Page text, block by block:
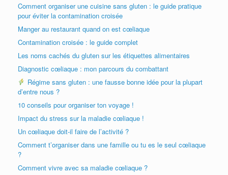
Comment organiser une cuisine sans gluten : le guide pratique
pour éviter la contamination croisée
Manger au restaurant quand on est cœliaque
Contamination croisée : le guide complet
Les noms cachés du gluten sur les étiquettes alimentaires
Diagnostic cœliaque : mon parcours du combattant
Régime sans gluten : une fausse bonne idée pour la plupart
d’entre nous ?
10 conseils pour organiser ton voyage !
Impact du stress sur la maladie cœliaque !
Un cœliaque doit-il faire de l’activité ?
Comment t’organiser dans une famille ou tu es le seul cœliaque
?
Comment vivre avec sa maladie cœliaque ?